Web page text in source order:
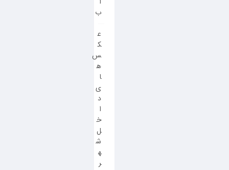
ب
ع
ک
س
ه
ا
ی
د
ا
خ
ل
ش
ه
ر